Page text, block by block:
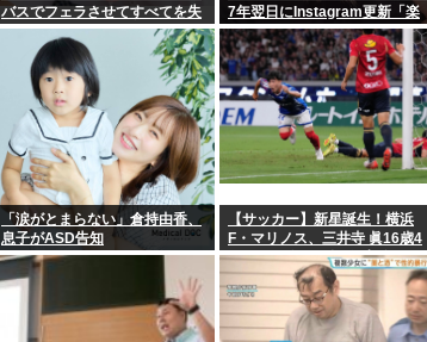
バスでフェラさせてすべてを失
う
7年翌日にInstagram更新「楽
しすぎた」
「涙がとまらない」倉持由香、
息子がASD告知
【サッカー】新星誕生！横浜
F・マリノス、三井寺 眞16歳4
カ月5日ゴール 全3得点絡む！
今春 中学を卒業したばかり